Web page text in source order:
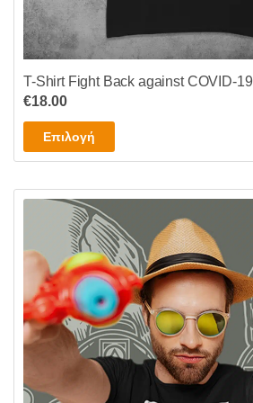
T-Shirt Fight Back against COVID-19
€18.00
Επιλογή
το
έχει
πολλαπλές
παραλλαγές.
Οι
επιλογές
μπορούν
να
επιλεγούν
στη